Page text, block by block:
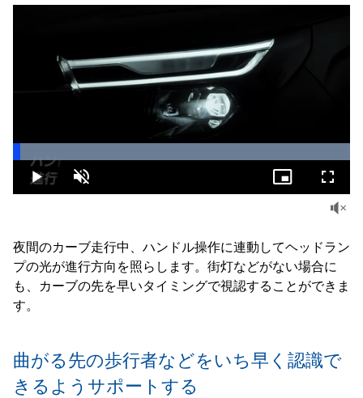
夜間のカーブ走行中、ハンドル操作に連動してヘッドラン
プの光が進行方向を照らします。街灯などがない場合に
も、カーブの先を早いタイミングで視認することができま
す。
Play Unmute
100.00%
Picture-
in-
曲がる先の歩行者などをいち早く認識で
きるようサポートする